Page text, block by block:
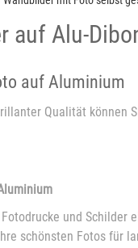
auf Alu-
auf Aluminium
Qualität können
und
schönsten Fotos für